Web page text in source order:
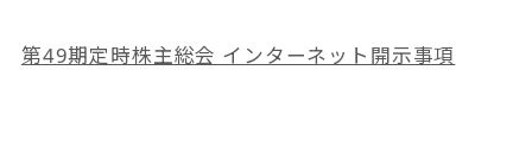
第49期定時株主総会 インターネット開示事項